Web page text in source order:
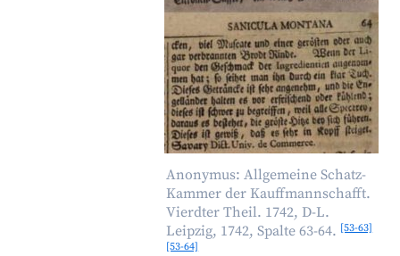
Anonymus: Allgemeine Schatz-
Kammer der Kauffmannschafft.
Vierdter Theil. 1742, D-L.
Leipzig, 1742, Spalte 63-64. [53-63]
[53-64]